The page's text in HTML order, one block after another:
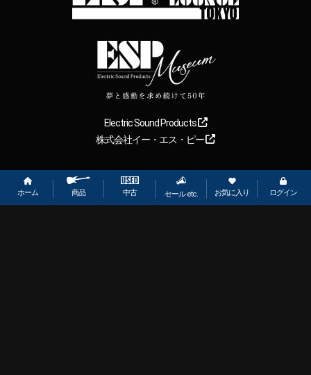
ホーム 商品 中古 セール etc. お気に入り ログイン
Electric Sound Products
株式会社イー・エス・ピー
Copyright 2026【ESP直営】BIGBOSS オンラインマーケット(ギター＆
ベース). All rights reserved.